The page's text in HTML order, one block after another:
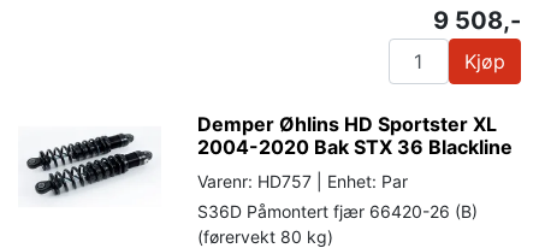
9 508,-
Kjøp
Demper Øhlins HD Sportster XL
2004-2020 Bak STX 36 Blackline
Varenr: HD757 | Enhet: Par
S36D Påmontert fjær 66420-26 (B)
(førervekt 80 kg)